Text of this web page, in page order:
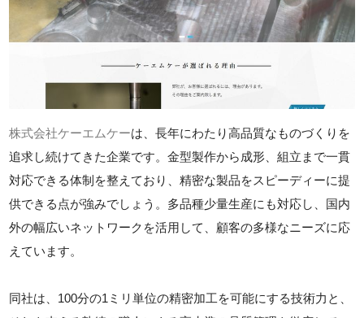
株式会社ケーエムケーは、長年にわたり高品質なものづくりを
追求し続けてきた企業です。金型製作から成形、組立まで一貫
対応できる体制を整えており、精密な製品をスピーディーに提
供できる点が強みでしょう。多品種少量生産にも対応し、国内
外の幅広いネットワークを活用して、顧客の多様なニーズに応
えています。
同社は、100分の1ミリ単位の精密加工を可能にする技術力と、